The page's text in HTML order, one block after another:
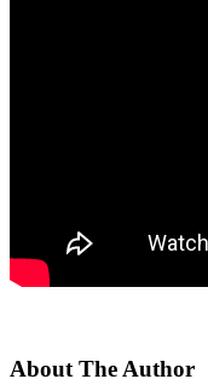
About The Author